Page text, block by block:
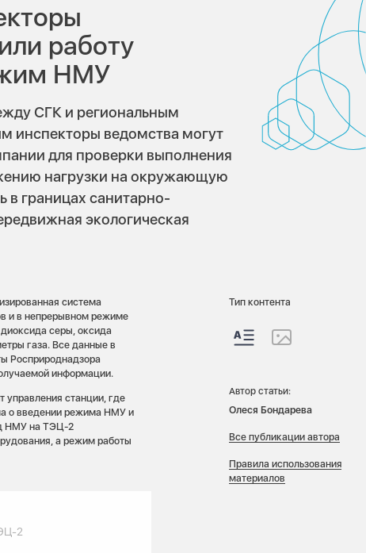
работу
НМУ
СГК и региональным
инспекторы ведомства могут
для проверки выполнения
нагрузки на окружающую
границах санитарно-
экологическая
система
и в непрерывном режиме
серы, оксида
газа. Все данные в
Росприроднадзора
информации.
управления станции, где
о введении режима НМУ и
НМУ на ТЭЦ-2
а режим работы
2
Тип контента
Автор статьи:
Олеся Бондарева
Все публикации автора
Правила использования
материалов